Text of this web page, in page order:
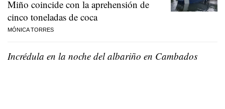
Miño coincide con la aprehensión de
cinco toneladas de coca
MÓNICA TORRES
Incrédula en la noche del albariño en Cambados